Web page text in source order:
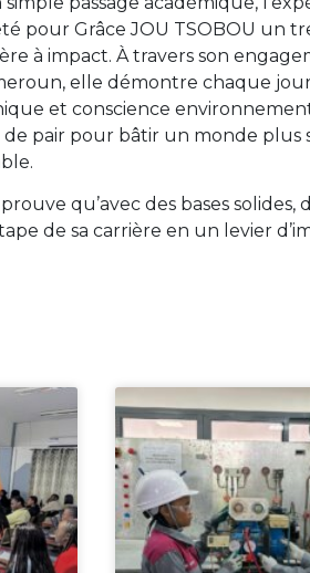
pour Grâce JOU TSOBOU un
à impact. À travers son
elle démontre chaque
et conscience
pair pour bâtir un monde plus
qu’avec des bases solides,
de sa carrière en un levier